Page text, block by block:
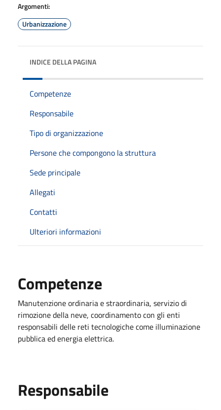
Argomenti:
Urbanizzazione
INDICE DELLA PAGINA
Competenze
Responsabile
Tipo di organizzazione
Persone che compongono la struttura
Sede principale
Allegati
Contatti
Ulteriori informazioni
Competenze
Manutenzione ordinaria e straordinaria, servizio di
rimozione della neve, coordinamento con gli enti
responsabili delle reti tecnologiche come illuminazione
pubblica ed energia elettrica.
Responsabile